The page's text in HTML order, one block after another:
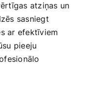
atziņas un‌
sasniegt
ar efektīviem‌
pieeju‍